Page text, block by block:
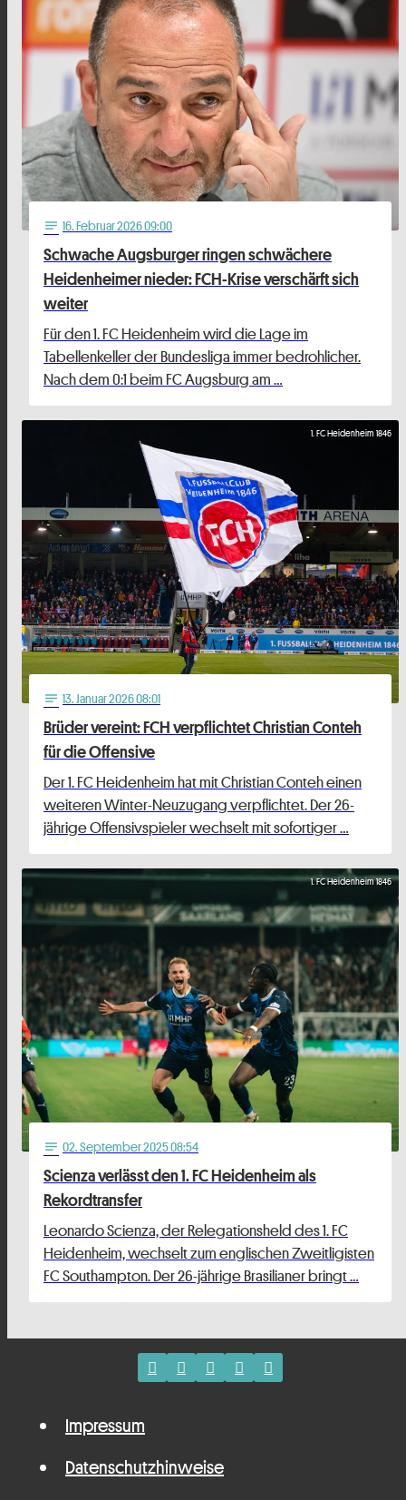
notes 16. Februar 2026 09:00
Schwache Augsburger ringen schwächere
Heidenheimer nieder: FCH-Krise verschärft sich
weiter
Für den 1. FC Heidenheim wird die Lage im
Tabellenkeller der Bundesliga immer bedrohlicher.
Nach dem 0:1 beim FC Augsburg am …
1. FC Heidenheim 1846
notes 13. Januar 2026 08:01
Brüder vereint: FCH verpflichtet Christian Conteh
für die Offensive
Der 1. FC Heidenheim hat mit Christian Conteh einen
weiteren Winter-Neuzugang verpflichtet. Der 26-
jährige Offensivspieler wechselt mit sofortiger …
1. FC Heidenheim 1846
notes 02. September 2025 08:54
Scienza verlässt den 1. FC Heidenheim als
Rekordtransfer
Leonardo Scienza, der Relegationsheld des 1. FC
Heidenheim, wechselt zum englischen Zweitligisten
FC Southampton. Der 26-jährige Brasilianer bringt …
Impressum
Datenschutzhinweise